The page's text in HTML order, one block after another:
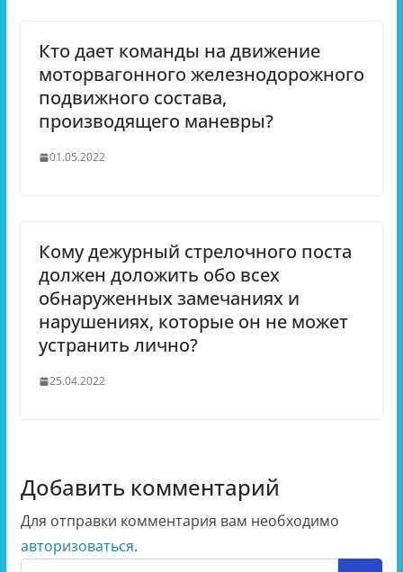
Кто дает команды на движение
моторвагонного железнодорожного
подвижного состава,
производящего маневры?
01.05.2022
Кому дежурный стрелочного поста
должен доложить обо всех
обнаруженных замечаниях и
нарушениях, которые он не может
устранить лично?
25.04.2022
Добавить комментарий
Для отправки комментария вам необходимо
авторизоваться.